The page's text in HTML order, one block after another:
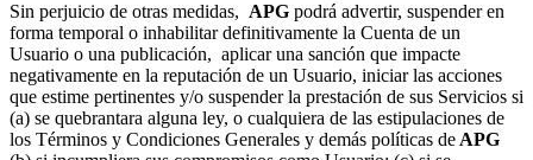
Sin perjuicio de otras medidas, APG podrá advertir, suspender en
forma temporal o inhabilitar definitivamente la Cuenta de un
Usuario o una publicación, aplicar una sanción que impacte
negativamente en la reputación de un Usuario, iniciar las acciones
que estime pertinentes y/o suspender la prestación de sus Servicios si
(a) se quebrantara alguna ley, o cualquiera de las estipulaciones de
los Términos y Condiciones Generales y demás políticas de APG